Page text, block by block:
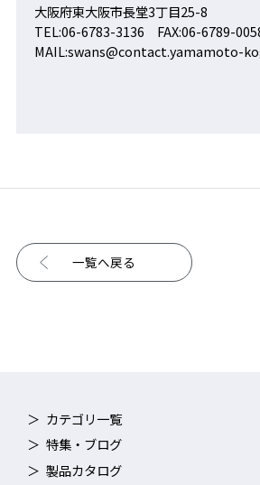
大阪府東大阪市長堂3丁目25-8
TEL:06-6783-3136 FAX:06-6789-
MAIL:swans@contact.yamamoto-
一覧へ戻る
カテゴリ一覧
特集・ブログ
製品カタログ